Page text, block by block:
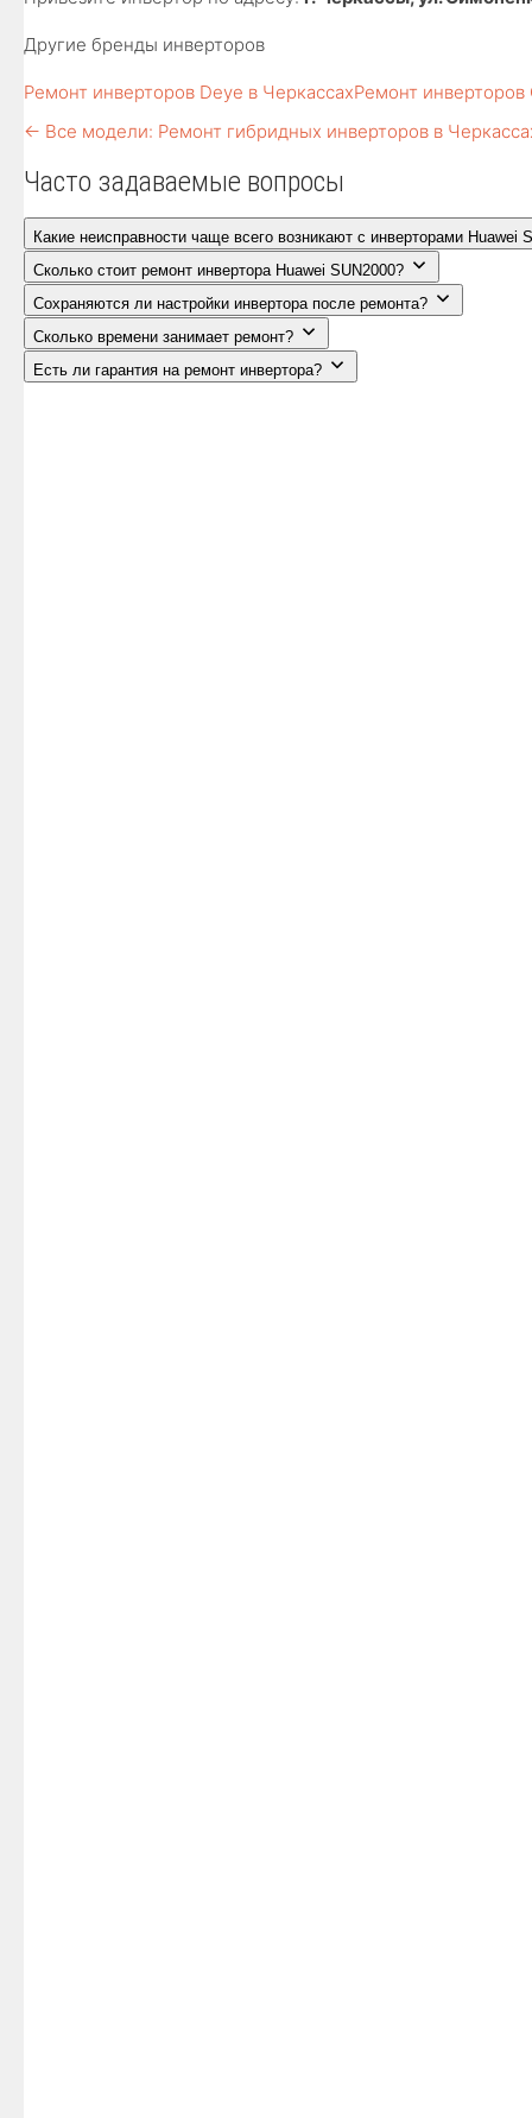
Другие бренды инверторов
Ремонт инверторов Deye в ЧеркассахРемонт инверторов
← Все модели: Ремонт гибридных инверторов в
Часто задаваемые вопросы
Какие неисправности чаще всего возникают с инверторами Huawei
Сколько стоит ремонт инвертора Huawei SUN2000?
Сохраняются ли настройки инвертора после ремонта?
Сколько времени занимает ремонт?
Есть ли гарантия на ремонт инвертора?